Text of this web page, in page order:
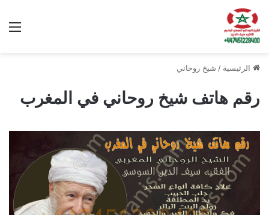
الرئيسية / شيخ روحاني
رقم هاتف شيخ روحاني في المغرب